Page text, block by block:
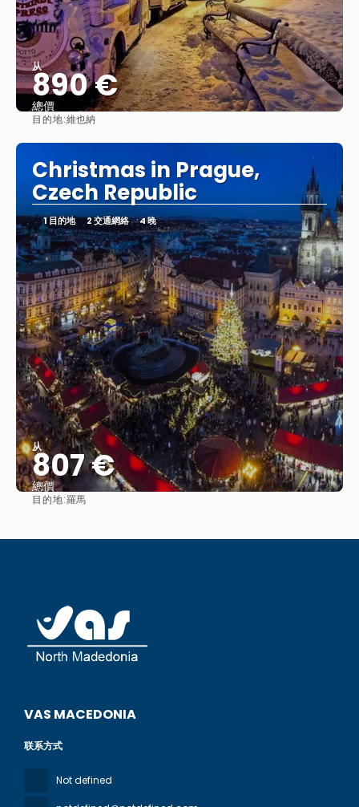
从
890 €
總價
目的地:維也納
Christmas in Prague,
Czech Republic
1 目的地 2 交通網絡 4 晚
从
807 €
總價
目的地:羅馬
VAS MACEDONIA
联系方式
Not defined